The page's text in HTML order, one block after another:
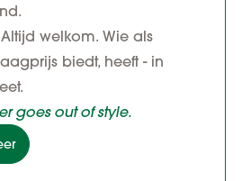
welkom. Wie als
biedt, heeft - in
goes out of style.